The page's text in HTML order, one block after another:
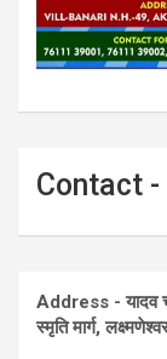
Contact -
Address - यादव
स्मृति मार्ग,